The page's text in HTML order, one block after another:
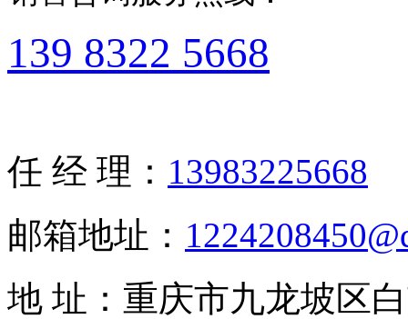
139 8322 5668
任 经 理： 13983225668
邮箱地址：
地 址：重庆市九龙坡区